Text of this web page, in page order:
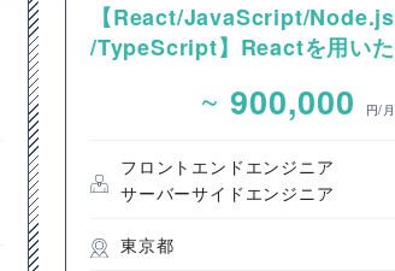
【React/JavaScript/Node.js
/TypeScript】Reactを用いた
のフロントエンド開発案件
~ 900,000 円/月
フロントエンドエンジニア
サーバーサイドエンジニア
東京都